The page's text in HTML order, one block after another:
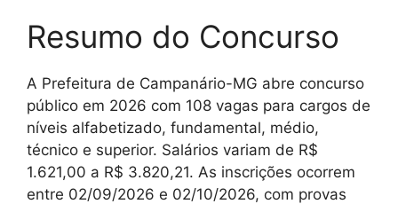
Resumo do Concurso
A Prefeitura de Campanário-MG abre concurso
público em 2026 com 108 vagas para cargos de
níveis alfabetizado, fundamental, médio,
técnico e superior. Salários variam de R$
1.621,00 a R$ 3.820,21. As inscrições ocorrem
entre 02/09/2026 e 02/10/2026, com provas